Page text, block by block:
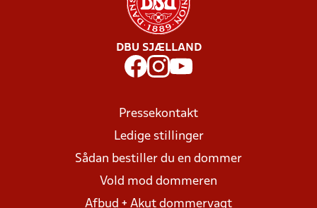
DBU SJÆLLAND
Pressekontakt
Ledige stillinger
Sådan bestiller du en dommer
Vold mod dommeren
Afbud + Akut dommervagt